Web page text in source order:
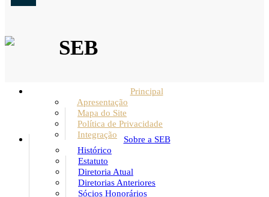
SEB
Principal
Apresentação
Mapa do Site
Política de Privacidade
Integração
Sobre a SEB
Histórico
Estatuto
Diretoria Atual
Diretorias Anteriores
Sócios Honorários